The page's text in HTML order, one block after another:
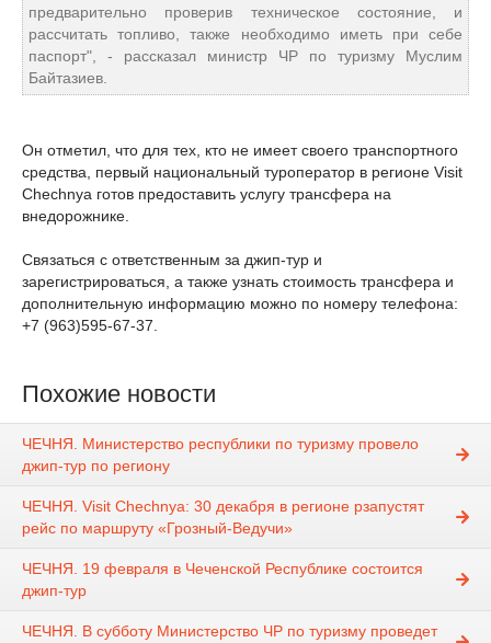
предварительно проверив техническое состояние, и
рассчитать топливо, также необходимо иметь при себе
паспорт", - рассказал министр ЧР по туризму Муслим
Байтазиев.
Он отметил, что для тех, кто не имеет своего транспортного
средства, первый национальный туроператор в регионе Visit
Chechnya готов предоставить услугу трансфера на
внедорожнике.
Связаться с ответственным за джип-тур и
зарегистрироваться, а также узнать стоимость трансфера и
дополнительную информацию можно по номеру телефона:
+7 (963)595-67-37.⁣⁣⠀
Похожие новости
ЧЕЧНЯ. Министерство республики по туризму провело
джип-тур по региону
ЧЕЧНЯ. Visit Chechnya: 30 декабря в регионе рзапустят
рейс по маршруту «Грозный-Ведучи»
ЧЕЧНЯ. 19 февраля в Чеченской Республике состоится
джип-тур
ЧЕЧНЯ. В субботу Министерство ЧР по туризму проведет